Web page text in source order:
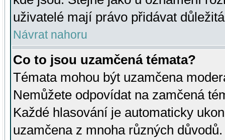
uživatelé mají právo přidávat
Návrat nahoru
Co to jsou uzamčená témata?
Témata mohou být uzamčena
Nemůžete odpovídat na zamčená
Každé hlasování je automaticky
uzamčena z mnoha různých důvodů.